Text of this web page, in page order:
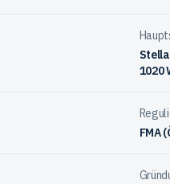
1020
FMA